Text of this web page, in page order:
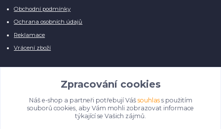
Obchodní podmínky
Ochrana osobních údajů
Reklamace
Vrácení zboží
Manuálně pro Vás kontrolujeme každý produkt, přesto se může stát, že u
několika z nich je vyobrazen pouze obrázek informativního charakteru.
Omlouváme se, na úpravě databáze pilně pracujeme.
Zpracování cookies
Náš e-shop a partneři potřebují Váš souhlass použitím
souborů cookies, aby Vám mohli zobrazovat informace
týkající se Vašich zájmů.